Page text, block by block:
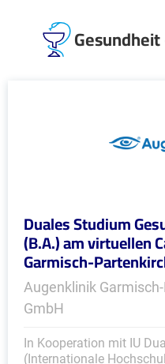
Duales Studium
(B.A.) am virtuellen
Garmisch-
Augenklinik
GmbH
In Kooperation mit IU
(Internationale